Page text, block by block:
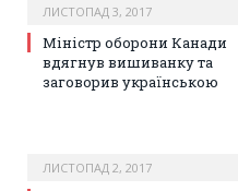
ЛИСТОПАД 3, 2017
Міністр оборони Канади
вдягнув вишиванку та
заговорив українською
ЛИСТОПАД 2, 2017